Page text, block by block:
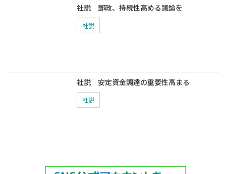
社説 郵政、持続性高める議論を
社説
社説 安定資金調達の重要性高まる
社説